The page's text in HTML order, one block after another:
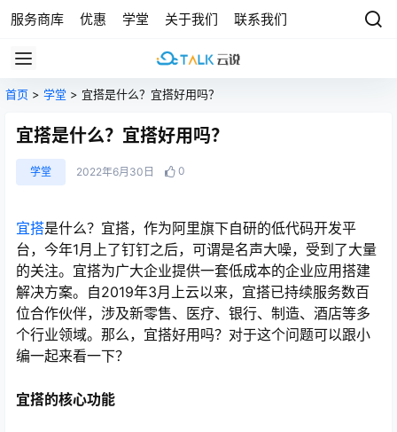
服务商库 优惠 学堂 关于我们 联系我们
首页 > 学堂 > 宜搭是什么？宜搭好用吗？
宜搭是什么？宜搭好用吗？
学堂 2022年6月30日 0
宜搭是什么？宜搭，作为阿里旗下自研的低代码开发平
台，今年1月上了钉钉之后，可谓是名声大噪，受到了大量
的关注。宜搭为广大企业提供一套低成本的企业应用搭建
解决方案。自2019年3月上云以来，宜搭已持续服务数百
位合作伙伴，涉及新零售、医疗、银行、制造、酒店等多
个行业领域。那么，宜搭好用吗？对于这个问题可以跟小
编一起来看一下？
宜搭的核心功能